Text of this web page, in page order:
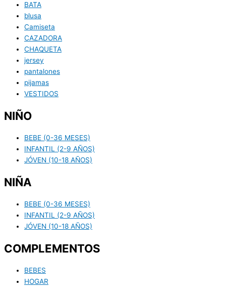
BATA
blusa
Camiseta
CAZADORA
CHAQUETA
jersey
pantalones
pijamas
VESTIDOS
NIÑO
BEBE (0-36 MESES)
INFANTIL (2-9 AÑOS)
JÓVEN (10-18 AÑOS)
NIÑA
BEBE (0-36 MESES)
INFANTIL (2-9 AÑOS)
JÓVEN (10-18 AÑOS)
COMPLEMENTOS
BEBES
HOGAR